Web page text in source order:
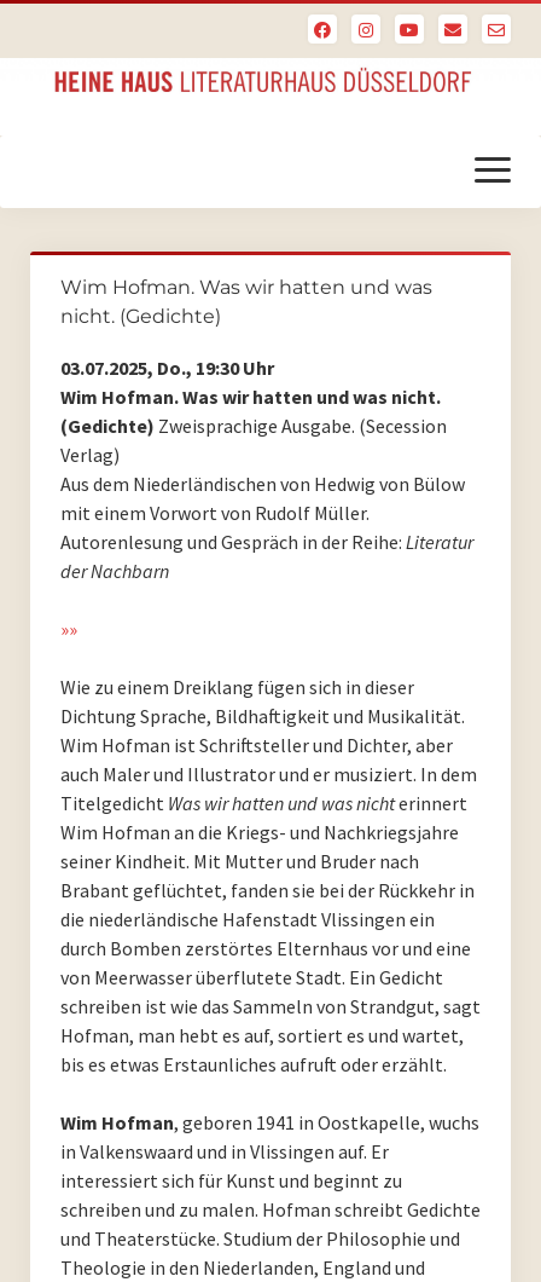
Menü
öffnen
Startseite
PoesieFest
PoesieFest 2024
PoesieFest 2023
PoesieFest 2022
PoesieFest 2021
PoesieFest 2018
PoesieFest 2017
PoesieFest 2016
PoesieFest 2015
PoesieFest 2014
PoesieFest 2013
PoesieFest 2012
PoesieFest 2011
PoesieDebütPreis Düsseldorf
Archiv
Wim Hofman. Was wir hatten und was
nicht. (Gedichte)
03.07.2025, Do., 19:30 Uhr
Wim Hofman. Was wir hatten und was nicht.
(Gedichte) Zweisprachige Ausgabe. (Secession
Verlag)
Aus dem Niederländischen von Hedwig von Bülow
mit einem Vorwort von Rudolf Müller.
Autorenlesung und Gespräch in der Reihe: Literatur
der Nachbarn
»»
Wie zu einem Dreiklang fügen sich in dieser
Dichtung Sprache, Bildhaftigkeit und Musikalität.
Wim Hofman ist Schriftsteller und Dichter, aber
auch Maler und Illustrator und er musiziert. In dem
Titelgedicht Was wir hatten und was nichterinnert
Wim Hofman an die Kriegs- und Nachkriegsjahre
seiner Kindheit. Mit Mutter und Bruder nach
Brabant geflüchtet, fanden sie bei der Rückkehr in
die niederländische Hafenstadt Vlissingen ein
durch Bomben zerstörtes Elternhaus vor und eine
von Meerwasser überflutete Stadt. Ein Gedicht
schreiben ist wie das Sammeln von Strandgut, sagt
Hofman, man hebt es auf, sortiert es und wartet,
bis es etwas Erstaunliches aufruft oder erzählt.
Wim Hofman, geboren 1941 in Oostkapelle, wuchs
in Valkenswaard und in Vlissingen auf. Er
interessiert sich für Kunst und beginnt zu
schreiben und zu malen. Hofman schreibt Gedichte
und Theaterstücke. Studium der Philosophie und
Theologie in den Niederlanden, England und